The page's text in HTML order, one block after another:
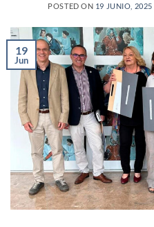
POSTED ON 19 JUNIO, 2025
19
Jun